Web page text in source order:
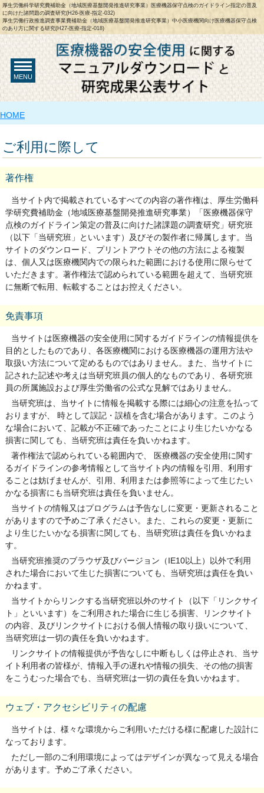
MENU
厚生労働科学研究費補助金（地域医療基盤開発推進研究事業）医療機器保守点検のガイドライン指定の普及
に向けた諸問題の調査研究(H26-医療-指定-032)
厚生労働行政推進調査事業費補助金（地域医療基盤開発推進研究事業）中小医療機関向け医療機器保守点検
のあり方に関する研究(H27-医療-指定-018)
HOME
ご利用に際して
著作権
当サイト内で掲載されているすべての内容の著作権は、厚生労働科
学研究費補助金（地域医療基盤開発推進研究事業）「医療機器保守
点検のガイドライン策定の普及に向けた諸課題の調査研究」研究班
（以下「当研究班」といいます）及びその製作者に帰属します。当
サイトのダウンロード、プリントアウトその他の方法による複製
は、個人又は医療機関内での限られた範囲における使用に限らせて
いただきます。著作権法で認められている範囲を超えて、当研究班
に無断で転用、転載することはお控えください。
免責事項
当サイトは医療機器の安全使用に関するガイドラインの情報提供を
目的としたものであり、各医療機関における医療機器の運用方法や
取扱い方法について定めるものではありません。また、当サイトに
記された記述や考えは当研究班員の個人的なものであり、各研究班
員の所属施設および厚生労働省の公式な見解ではありません。
当研究班は、当サイトに情報を掲載する際には細心の注意を払って
おりますが、 時として誤記・誤植を含む場合があります。このよう
な場合において、記載が不正確であったことにより生じたいかなる
損害に関しても、当研究班は責任を負いかねます。
著作権法で認められている範囲内で、 医療機器の安全使用に関す
るガイドラインの参考情報として当サイト内の情報を引用、利用す
ることは妨げませんが、引用、利用または参照等によって生じたい
かなる損害にも当研究班は責任を負いません。
当サイトの情報又はプログラムは予告なしに変更・更新されること
がありますので予めご了承ください。また、これらの変更・更新に
より生じたいかなる損害に関しても、当研究班は責任を負いかねま
す。
当研究班推奨のブラウザ及びバージョン（IE10以上）以外で利用
された場合において生じた損害についても、当研究班は責任を負い
かねます。
当サイトからリンクする当研究班以外のサイト（以下「リンクサイ
ト」といいます）をご利用された場合に生じる損害、リンクサイト
の内容、及びリンクサイトにおける個人情報の取り扱いについて、
当研究班は一切の責任を負いかねます。
リンクサイトの情報提供が予告なしに中断もしくは停止され、当サ
イト利用者の皆様が、情報入手の遅れや情報の損失、その他の損害
をこうむった場合でも、当研究班は一切の責任を負いかねます。
ウェブ・アクセシビリティの配慮
当サイトは、様々な環境からご利用いただける様に配慮した設計に
なっております。
ただし一部のご利用環境によってはデザインが異なって見える場合
があります。予めご了承ください。